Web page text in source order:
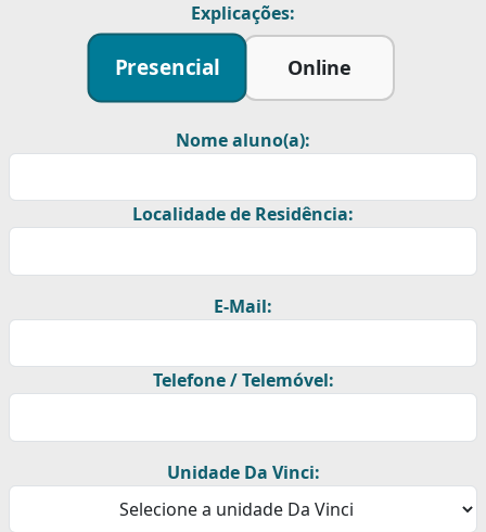
Explicações:
Presencial Online
Nome aluno(a):
Localidade de Residência:
E-Mail:
Telefone / Telemóvel:
Unidade Da Vinci: